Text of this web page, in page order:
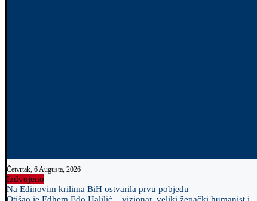
Četvrtak, 6 Augusta, 2026
Izdvojeno
Na Edinovim krilima BiH ostvarila prvu pobjedu